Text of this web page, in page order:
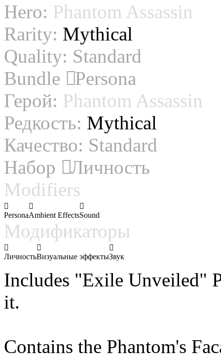
Hero: Phantom Assassin
Rarity: Mythical
Quality: Standard
Bundle Persona
Герой: Phantom Assassin
Редкость: Mythical
Качество: Standard
Набор Личность
Modifiers
PersonaAmbient EffectsSound
Модификаторы
ЛичностьВизуальные эффектыЗвук
Includes "Exile Unveiled"
it.
Contains the Phantom's